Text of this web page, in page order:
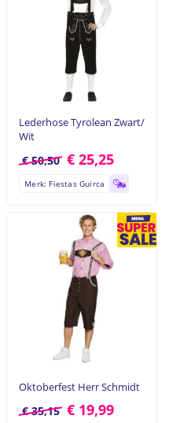
Lederhose Tyrolean Zwart/
Wit
€50,50 €25,25
Merk: Fiestas Guirca
Oktoberfest Herr Schmidt
€35,15 € 19,99